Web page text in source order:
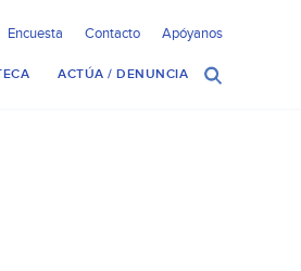
Encuesta Contacto Apóyanos
ACTÚA / DENUNCIA